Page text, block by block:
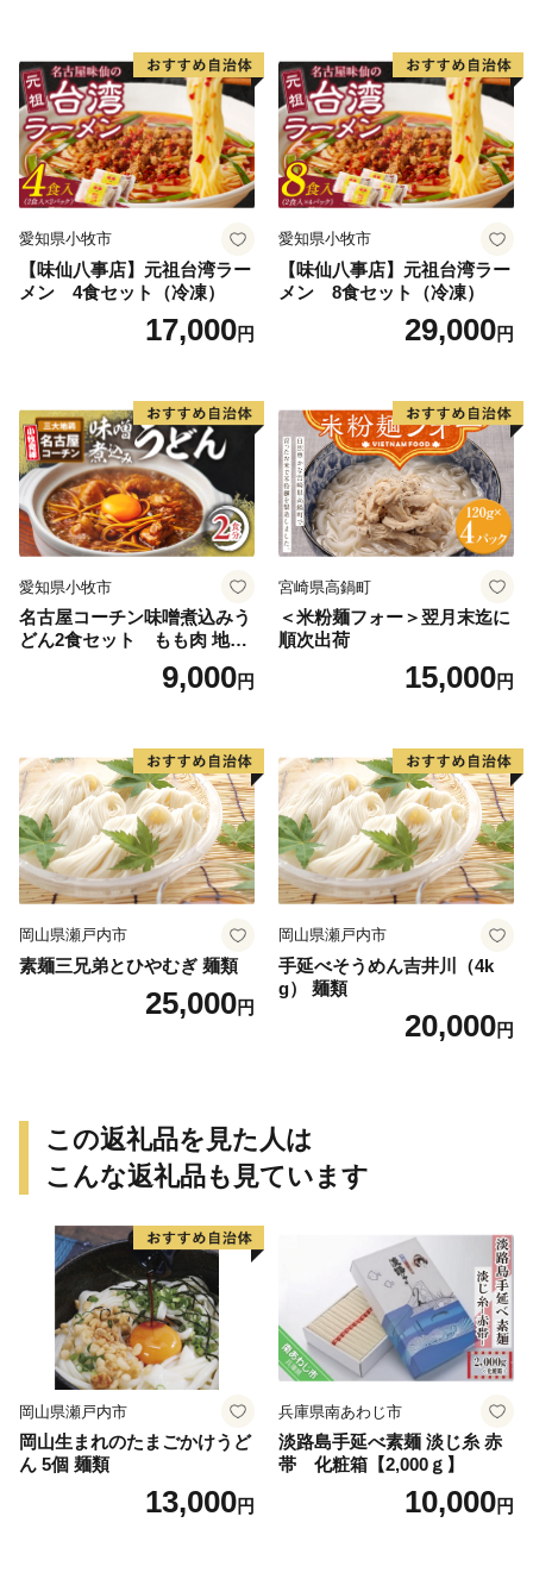
必要情報を記載の上、返送してください。
【ワンストップ特例申請書送付先】
〒897-0006
住所:鹿児島県南さつま市加世田本町41-7
※鹿児島市では、ワンストップ特例申請受付を外部委託
しています。
愛知県小牧市
【味仙八事店】元祖台湾ラー
メン 4食セット（冷凍）
17,000円
愛知県小牧市
【味仙八事店】元祖台湾ラー
メン 8食セット（冷凍）
29,000円
愛知県小牧市
名古屋コーチン味噌煮込みう
どん2食セット もも肉 地鶏
9,000円
宮崎県高鍋町
＜米粉麺フォー＞翌月末迄に
順次出荷
15,000円
岡山県瀬戸内市
素麺三兄弟とひやむぎ 麺類
25,000円
岡山県瀬戸内市
手延べそうめん吉井川（4k
g） 麺類
20,000円
この返礼品を見た人は
こんな返礼品も見ています
岡山県瀬戸内市
岡山生まれのたまごかけうど
ん 5個 麺類
13,000円
兵庫県南あわじ市
淡路島手延べ素麺 淡じ糸 赤
帯 化粧箱【2,000ｇ】
10,000円